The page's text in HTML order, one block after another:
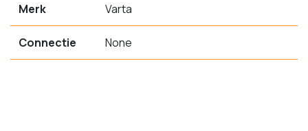
Merk Varta
Connectie None